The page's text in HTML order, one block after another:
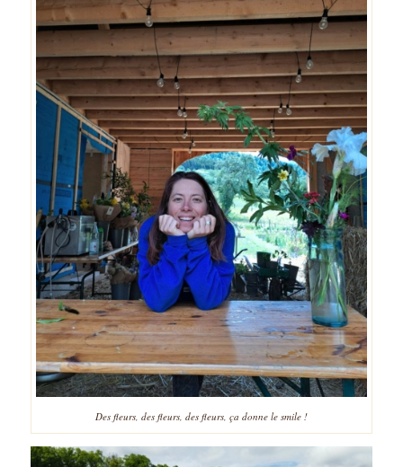
Des fleurs, des fleurs, des fleurs, ça donne le smile !